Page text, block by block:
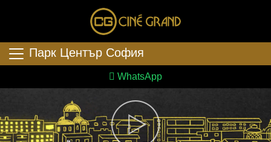
Парк Център София
WhatsApp